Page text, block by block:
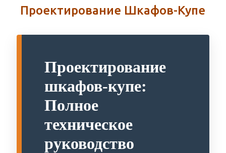
Проектирование Шкафов-Купе
Проектирование
шкафов-купе:
Полное
техническое
руководство